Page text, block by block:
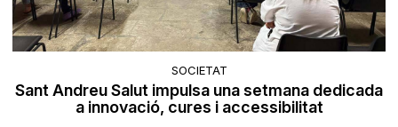
SOCIETAT
Sant Andreu Salut impulsa una setmana dedicada
a innovació, cures i accessibilitat